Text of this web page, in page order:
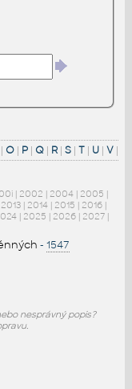
O| P| Q| R| S| T| U| V|
| 2002 | 2004 | 2005 |
2013 | 2014 | 2015 | 2016 |
| 2025 | 2026 | 2027 |
- 1547
nesprávný popis?